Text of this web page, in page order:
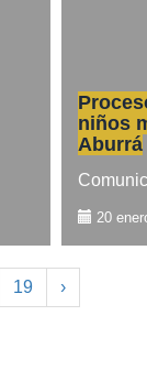
niños
Aburrá
20
19 ›